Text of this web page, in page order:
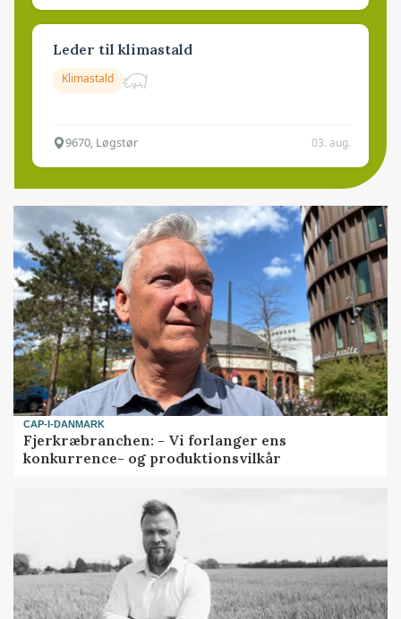
Leder til klimastald
Klimastald
9670, Løgstør 03. aug.
CAP-I-DANMARK
Fjerkræbranchen: - Vi forlanger ens
konkurrence- og produktionsvilkår